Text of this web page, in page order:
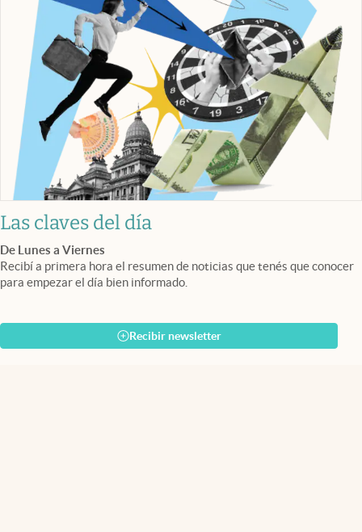
Las claves del día
De Lunes a Viernes
Recibí a primera hora el resumen de noticias que tenés que conocer
para empezar el día bien informado.
Recibir newsletter